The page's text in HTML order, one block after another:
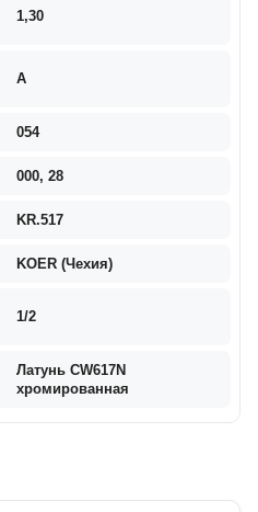
1,30
А
054
000, 28
KR.517
KOER (Чехия)
1/2
Латунь CW617N
хромированная